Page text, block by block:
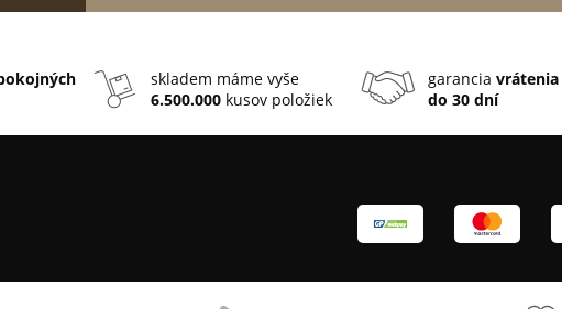
skladem máme vyše
6.500.000kusov položiek
garanciavrátenia
do 30 dní